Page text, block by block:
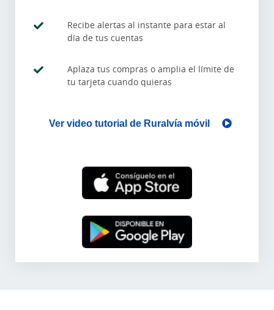
Recibe alertas al instante para estar al
día de tus cuentas
Aplaza tus compras o amplia el límite de
tu tarjeta cuando quieras
Ver video tutorial de Ruralvía móvil